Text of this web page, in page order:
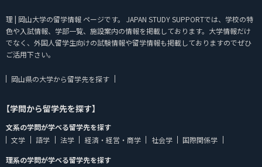
理 | 岡山大学の留学情報 ページです。 JAPAN STUDY SUPPORTでは、学校の特
色や入試情報、学部一覧、施設案内の情報を掲載しております。大学情報だけ
でなく、外国人留学生向けの試験情報や留学情報も掲載しておりますのでぜひ
ご活用下さい。
岡山県の大学から留学先を探す
【学問から留学先を探す】
文系の学問が学べる留学先を探す
文学
語学 法学 経済・経営・商学 社会学
国際関係学
理系の学問が学べる留学先を探す